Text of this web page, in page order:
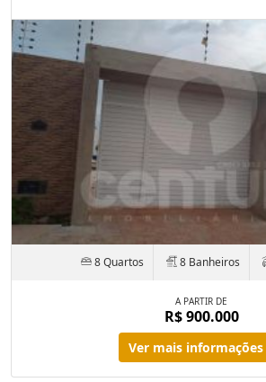
8 Quartos 8 Banheiros
A PARTIR DE
R$ 900.000
Ver mais informações